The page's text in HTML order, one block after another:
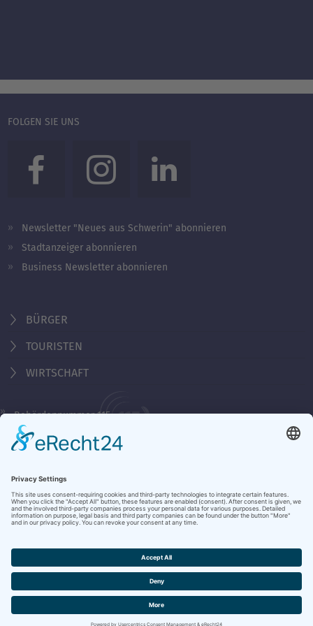
FOLGEN SIE UNS
Newsletter "Neues aus Schwerin" abonnieren
Stadtanzeiger abonnieren
Business Newsletter abonnieren
BÜRGER
TOURISTEN
WIRTSCHAFT
Behördennummer 115
KONTAKT
NOTRUFE & HOTLINES
JOBS
STADTANZEIGER
BROSCHÜREN
PRESSE
DATENSCHUTZ